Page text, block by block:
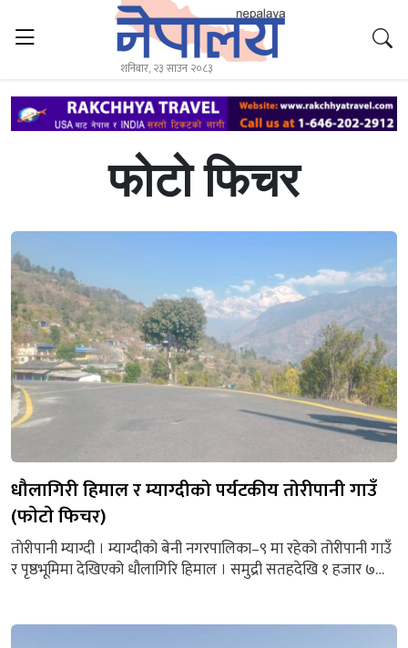
शनिबार, २३ साउन २०८३
फोटो फिचर
धौलागिरी हिमाल र म्याग्दीको पर्यटकीय तोरीपानी गाउँ
(फाेटाे फिचर)
ताेरीपानी म्याग्दी । म्याग्दीको बेनी नगरपालिका–९ मा रहेको तोरीपानी गाउँ
र पृष्ठभूमिमा देखिएको धौलागिरि हिमाल । समुद्री सतहदेखि १ हजार ७
मसलेदार टिमुरखेतीका लागि पनि प्रख्यात छ । यहाँको टिमुर विदेशसमेत